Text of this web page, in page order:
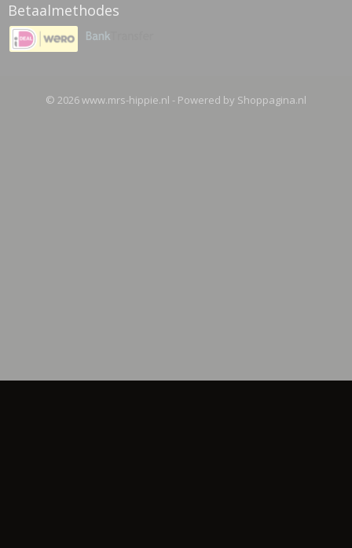
Betaalmethodes
© 2026 www.mrs-hippie.nl - Powered by Shoppagina.nl